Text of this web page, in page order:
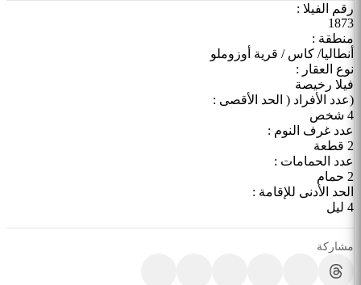
رقم الفيلا :
1873
منطقة :
أنطاليا/ كاس / قرية أوزوملو
نوع العقار :
فيلا رخيصة
(عدد الأفراد ( الحد الأقصى :
4 شخص
عدد غرف النوم :
2 قطعة
عدد الحمامات :
2 حمام
الحد الأدنى للإقامة :
4 ليل
مشاركة